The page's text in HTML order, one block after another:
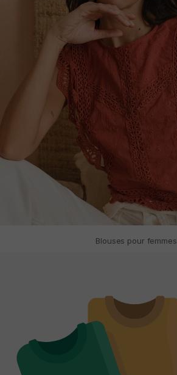
Blouses pour femmes